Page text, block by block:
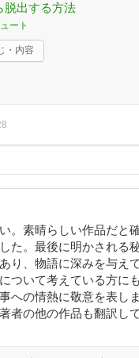
脱出する方法
ート
・内容
。素晴らしい作品だと
た。最後に明かされる
り、物語に深みを与え
ついて考えている方に
への情熱に敬意を表し
者の他の作品も翻訳し